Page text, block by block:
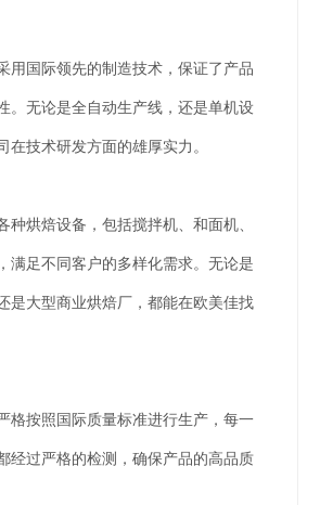
用国际领先的制造技术，保证了产品
。无论是全自动生产线，还是单机设
在技术研发方面的雄厚实力。
种烘焙设备，包括搅拌机、和面机、
满足不同客户的多样化需求。无论是
是大型商业烘焙厂，都能在欧美佳找
格按照国际质量标准进行生产，每一
经过严格的检测，确保产品的高品质